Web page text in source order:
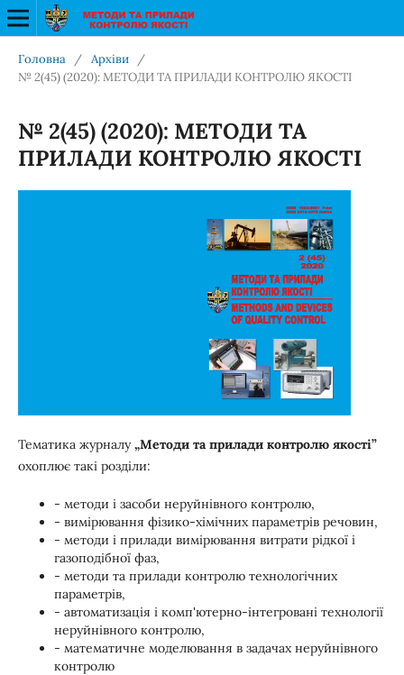
Головна / Архіви
/
№ 2(45) (2020): МЕТОДИ ТА ПРИЛАДИ КОНТРОЛЮ ЯКОСТІ
№ 2(45) (2020): МЕТОДИ ТА
ПРИЛАДИ КОНТРОЛЮ ЯКОСТІ
Тематика журналу„Методи та прилади контролю якості”
охоплює такі розділи:
- методи і засоби неруйнівного контролю,
- вимірювання фізико-хімічних параметрів речовин,
- методи і прилади вимірювання витрати рідкої і
газоподібної фаз,
- методи та прилади контролю технологічних
параметрів,
- автоматизація і комп'ютерно-інтегровані технології
неруйнівного контролю,
- математичне моделювання в задачах неруйнівного
контролю